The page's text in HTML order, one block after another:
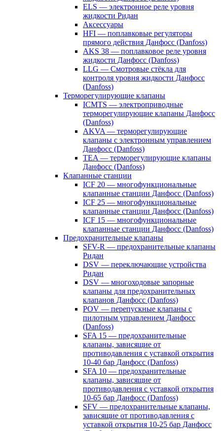
ELS — электронное реле уровня
жидкости Ридан
Аксессуары
HFI — поплавковые регуляторы
прямого действия Данфосс (Danfoss)
AKS 38 — поплавковое реле уровня
жидкости Данфосс (Danfoss)
LLG — Смотровые стёкла для
контроля уровня жидкости Данфосс
(Danfoss)
Терморегулирующие клапаны
ICMTS — электроприводные
терморегулирующие клапаны Данфосс
(Danfoss)
AKVA — терморегулирующие
клапаны с электронным управлением
Данфосс (Danfoss)
TEA — терморегулирующие клапаны
Данфосс (Danfoss)
Клапанные станции
ICF 20 — многофункциональные
клапанные станции Данфосс (Danfoss)
ICF 25 — многофункциональные
клапанные станции Данфосс (Danfoss)
ICF 15 — многофункциональные
клапанные станции Данфосс (Danfoss)
Предохранительные клапаны
SFV-R — предохранительные клапаны
Ридан
DSV — переключающие устройства
Ридан
DSV — многоходовые запорные
клапаны для предохранительных
клапанов Данфосс (Danfoss)
POV — перепускные клапаны с
пилотным управлением Данфосс
(Danfoss)
SFA 15 — предохранительные
клапаны, зависящие от
противодавления с уставкой открытия
10-40 бар Данфосс (Danfoss)
SFA 10 — предохранительные
клапаны, зависящие от
противодавления с уставкой открытия
10-65 бар Данфосс (Danfoss)
SFV — предохранительные клапаны,
зависящие от противодавления с
уставкой открытия 10-25 бар Данфосс